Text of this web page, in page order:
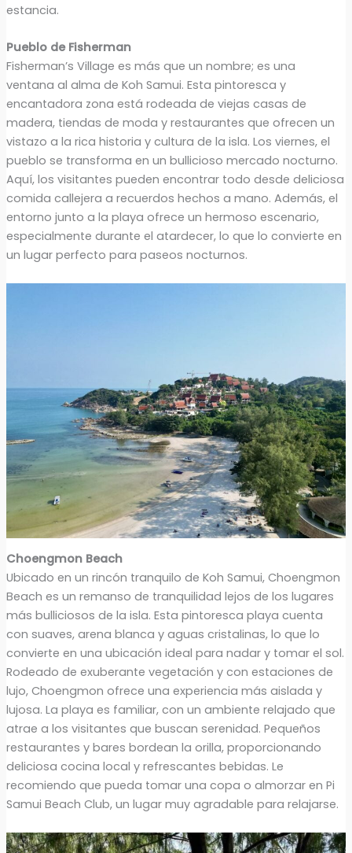
estancia.
Pueblo de Fisherman
Fisherman’s Village es más que un nombre; es una
ventana al alma de Koh Samui. Esta pintoresca y
encantadora zona está rodeada de viejas casas de
madera, tiendas de moda y restaurantes que ofrecen un
vistazo a la rica historia y cultura de la isla. Los viernes, el
pueblo se transforma en un bullicioso mercado nocturno.
Aquí, los visitantes pueden encontrar todo desde deliciosa
comida callejera a recuerdos hechos a mano. Además, el
entorno junto a la playa ofrece un hermoso escenario,
especialmente durante el atardecer, lo que lo convierte en
un lugar perfecto para paseos nocturnos.
Choengmon Beach
Ubicado en un rincón tranquilo de Koh Samui, Choengmon
Beach es un remanso de tranquilidad lejos de los lugares
más bulliciosos de la isla. Esta pintoresca playa cuenta
con suaves, arena blanca y aguas cristalinas, lo que lo
convierte en una ubicación ideal para nadar y tomar el sol.
Rodeado de exuberante vegetación y con estaciones de
lujo, Choengmon ofrece una experiencia más aislada y
lujosa. La playa es familiar, con un ambiente relajado que
atrae a los visitantes que buscan serenidad. Pequeños
restaurantes y bares bordean la orilla, proporcionando
deliciosa cocina local y refrescantes bebidas. Le
recomiendo que pueda tomar una copa o almorzar en Pi
Samui Beach Club, un lugar muy agradable para relajarse.